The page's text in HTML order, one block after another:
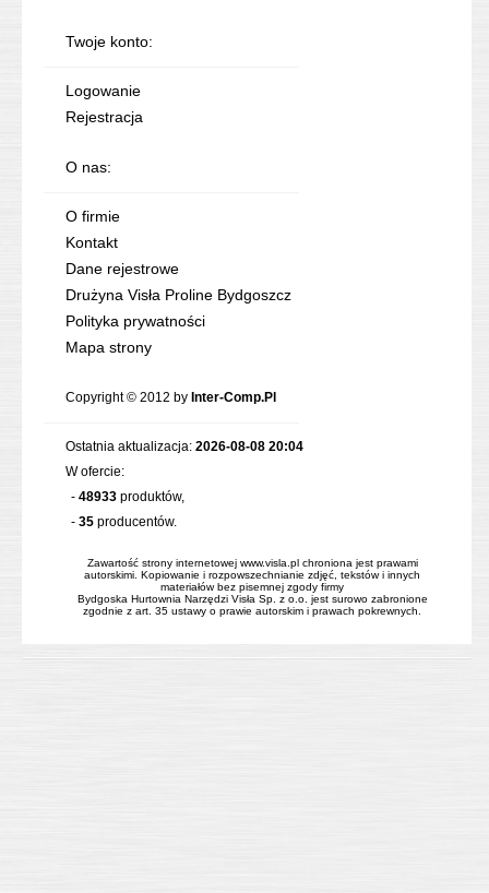
Twoje konto:
Logowanie
Rejestracja
O nas:
O firmie
Kontakt
Dane rejestrowe
Drużyna Visła Proline Bydgoszcz
Polityka prywatności
Mapa strony
Copyright © 2012 by Inter-Comp.Pl
Ostatnia aktualizacja: 2026-08-08 20:04
W ofercie:
- 48933 produktów,
- 35 producentów.
Zawartość strony internetowej www.visla.pl chroniona jest prawami
autorskimi. Kopiowanie i rozpowszechnianie zdjęć, tekstów i innych
materiałów bez pisemnej zgody firmy
Bydgoska Hurtownia Narzędzi Visła Sp. z o.o. jest surowo zabronione
zgodnie z art. 35 ustawy o prawie autorskim i prawach pokrewnych.